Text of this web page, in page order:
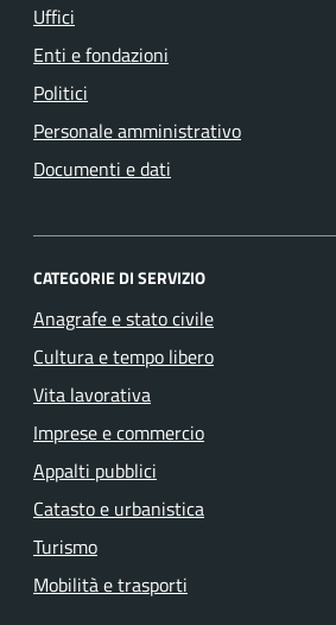
Uffici
Enti e fondazioni
Politici
Personale amministrativo
Documenti e dati
CATEGORIE DI SERVIZIO
Anagrafe e stato civile
Cultura e tempo libero
Vita lavorativa
Imprese e commercio
Appalti pubblici
Catasto e urbanistica
Turismo
Mobilità e trasporti